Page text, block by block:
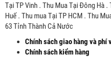
Tại TP Vinh . Thu Mua Tại Đông Hà
Huế . Thu mua Tại TP HCM . Thu
63 Tỉnh Thành Cả Nước
Chính sách giao hàng
Chính sách kiểm hàng